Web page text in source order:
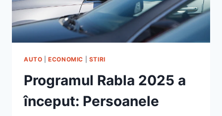
AUTO |ECONOMIC STIRI
Programul Rabla 2025 a
început: Persoanele